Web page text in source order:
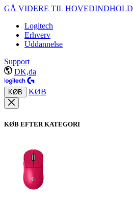
GÅ VIDERE TIL HOVEDINDHOLD
Logitech
Erhverv
Uddannelse
Support
DK,da
KØB KØB
KØB EFTER KATEGORI